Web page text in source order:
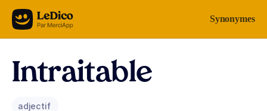
Aller au contenu Synonymes
Intraitable
adjectif